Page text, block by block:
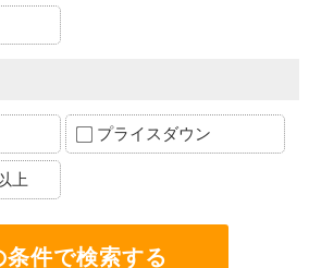
プライスダウン
上